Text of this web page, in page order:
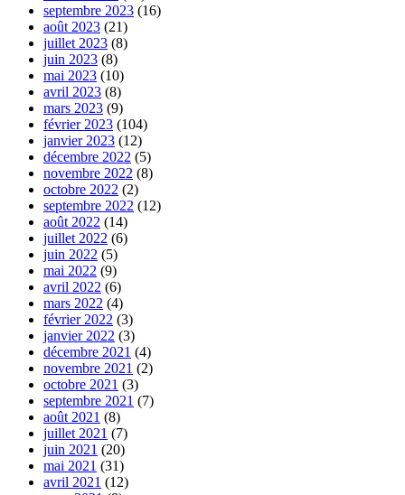
septembre 2023 (16)
août 2023 (21)
juillet 2023 (8)
juin 2023 (8)
mai 2023 (10)
avril 2023 (8)
mars 2023 (9)
février 2023 (104)
janvier 2023 (12)
décembre 2022 (5)
novembre 2022 (8)
octobre 2022 (2)
septembre 2022 (12)
août 2022 (14)
juillet 2022 (6)
juin 2022 (5)
mai 2022 (9)
avril 2022 (6)
mars 2022 (4)
février 2022 (3)
janvier 2022 (3)
décembre 2021 (4)
novembre 2021 (2)
octobre 2021 (3)
septembre 2021 (7)
août 2021 (8)
juillet 2021 (7)
juin 2021 (20)
mai 2021 (31)
avril 2021 (12)